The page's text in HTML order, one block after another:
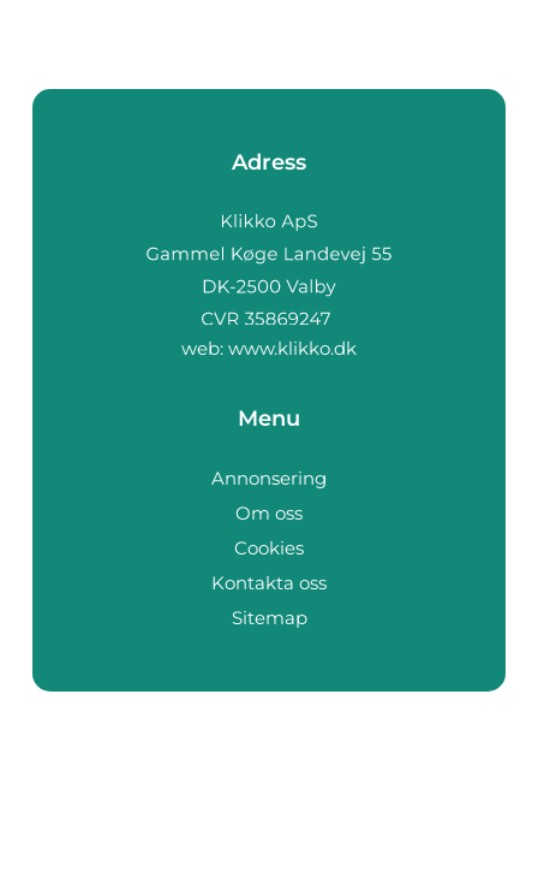
Adress
web: www.klikko.dk
Menu
Annonsering
Om oss
Cookies
Kontakta oss
Sitemap